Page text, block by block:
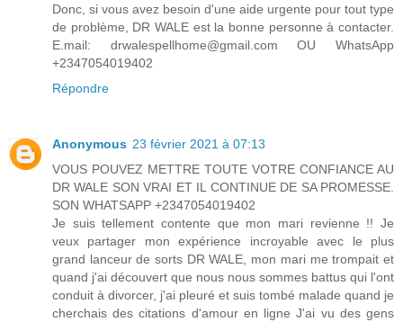
Donc, si vous avez besoin d'une aide urgente pour tout type
de problème, DR WALE est la bonne personne à contacter.
E.mail: drwalespellhome@gmail.com OU WhatsApp
+2347054019402
Répondre
Anonymous 23 février 2021 à 07:13
VOUS POUVEZ METTRE TOUTE VOTRE CONFIANCE AU
DR WALE SON VRAI ET IL CONTINUE DE SA PROMESSE.
SON WHATSAPP +2347054019402
Je suis tellement contente que mon mari revienne !! Je
veux partager mon expérience incroyable avec le plus
grand lanceur de sorts DR WALE, mon mari me trompait et
quand j'ai découvert que nous nous sommes battus qui l'ont
conduit à divorcer, j'ai pleuré et suis tombé malade quand je
cherchais des citations d'amour en ligne J'ai vu des gens